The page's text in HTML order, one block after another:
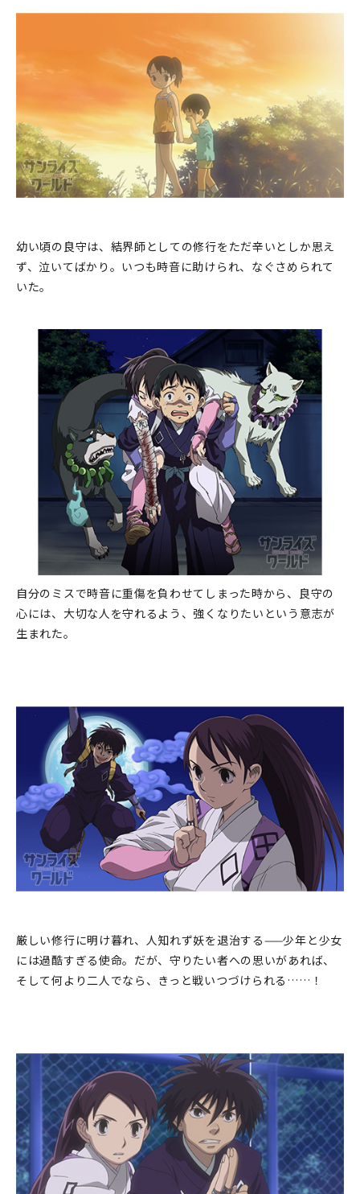
幼い頃の良守は、結界師としての修行をただ辛いとしか思え
ず、泣いてばかり。いつも時音に助けられ、なぐさめられて
いた。
自分のミスで時音に重傷を負わせてしまった時から、良守の
心には、大切な人を守れるよう、強くなりたいという意志が
生まれた。
厳しい修行に明け暮れ、人知れず妖を退治する——少年と少女
には過酷すぎる使命。だが、守りたい者への思いがあれば、
そして何より二人でなら、きっと戦いつづけられる……！